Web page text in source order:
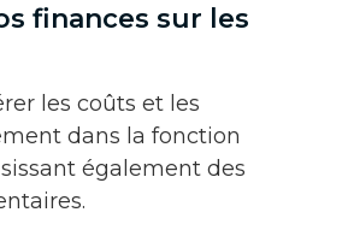
finances sur les
les coûts et les
dans la fonction
également des